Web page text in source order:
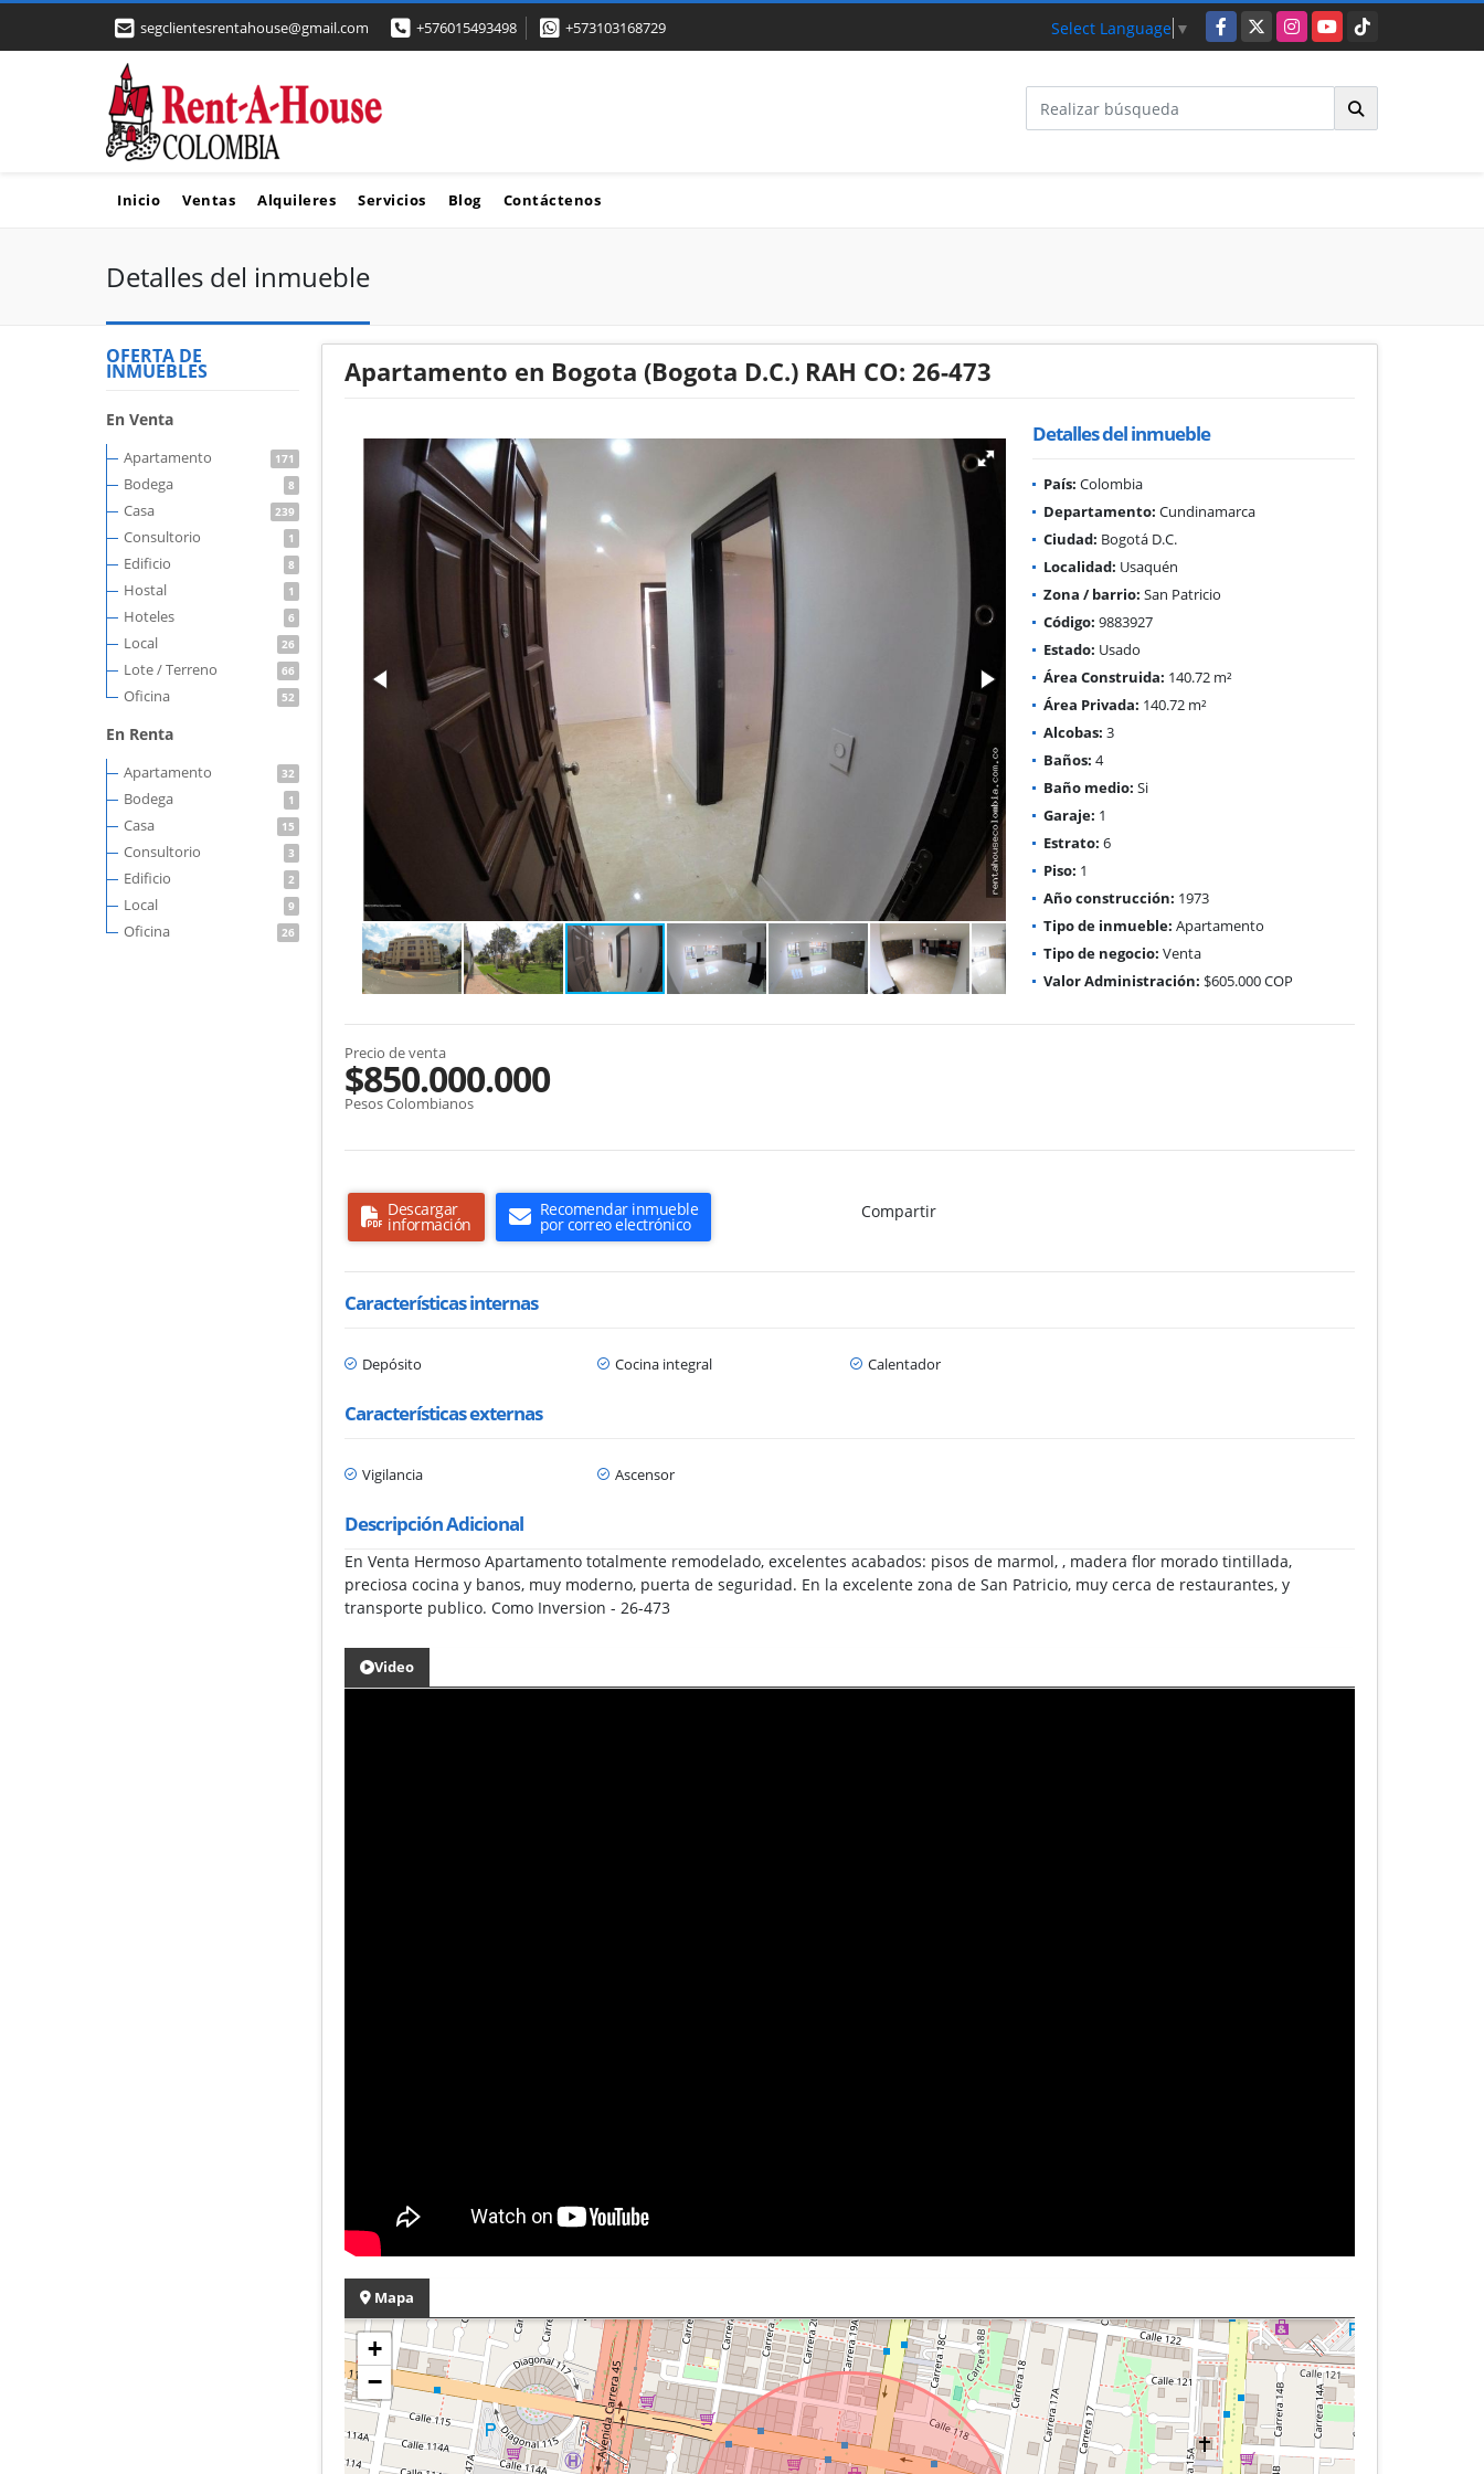
segclientesrentahouse@gmail.com +576015493498 +573103168729 Select Language ▼ Facebook
X InstagramYouTubeTikTok
Inicio Ventas Alquileres Servicios Blog Contáctenos
Detalles del inmueble
OFERTA DE
INMUEBLES
En Venta
Apartamento 171
Bodega 8
Casa 239
Consultorio 1
Edificio 8
Hostal 1
Hoteles 6
Local 26
Lote / Terreno 66
Oficina 52
En Renta
Apartamento 32
Bodega 1
Casa 15
Consultorio 3
Edificio 2
Local 9
Oficina 26
Apartamento en Bogota (Bogota D.C.) RAH CO: 26-473
Detalles del inmueble
País: Colombia
Departamento: Cundinamarca
Ciudad: Bogotá D.C.
Localidad: Usaquén
Zona / barrio: San Patricio
Código: 9883927
Estado: Usado
Área Construida: 140.72 m²
Área Privada: 140.72 m²
Alcobas: 3
Baños: 4
Baño medio: Si
Garaje: 1
Estrato: 6
Piso: 1
Año construcción: 1973
Tipo de inmueble: Apartamento
Tipo de negocio: Venta
Valor Administración: $605.000 COP
Precio de venta
$850.000.000
Pesos Colombianos
Descargar
información
Recomendar inmueble
por correo electrónico
Compartir
Características internas
Depósito Cocina integral Calentador
Características externas
Vigilancia Ascensor
Descripción Adicional
En Venta Hermoso Apartamento totalmente remodelado, excelentes acabados: pisos de marmol, , madera flor morado tintillada,
preciosa cocina y banos, muy moderno, puerta de seguridad. En la excelente zona de San Patricio, muy cerca de restaurantes, y
transporte publico. Como Inversion - 26-473
Video
Mapa
+
−